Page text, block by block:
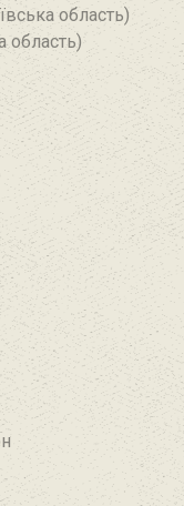
область)
область)